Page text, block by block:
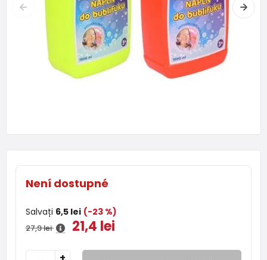
Není dostupné
Salvați 6,5 lei (-23 %)
27,9 lei 21,4 lei